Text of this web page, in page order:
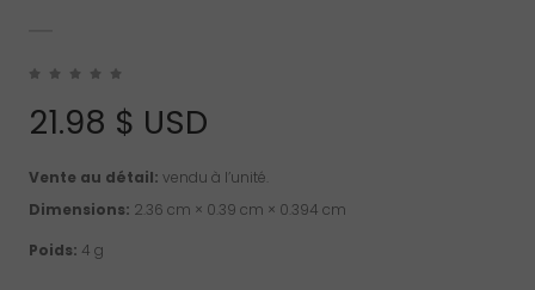
21.98 $ USD
Vente au détail: vendu à l’unité.
Dimensions: 2.36 cm × 0.39 cm × 0.394 cm
Poids: 4 g